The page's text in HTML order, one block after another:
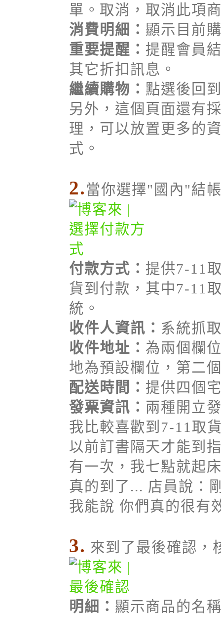
單。取消，取消此項
消費明細： 顯示目前
重要提醒： 提醒會員
其它折扣訊息。
繼續購物： 點選後回
另外，這個頁面還有
理，可以放置更多的
式。
2.當你選擇"國內"結
付款方式： 提供7-11
貨到付款，其中7-11
統。
收件人資訊： 系統抓
收件地址： 為兩個欄
地為預設欄位，第二
配送時間： 提供四個
發票資訊： 兩種開立
我比較喜歡到7-11取
以前訂書隔天才能到
有一次，我七點就起
真的到了... 店員說：
我能說 你們真的很有
3. 來到了最後確認，
明細： 顯示商品的名